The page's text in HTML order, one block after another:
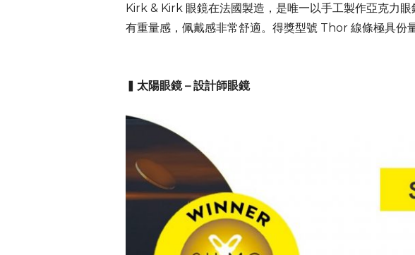
Kirk & Kirk 眼鏡在法國製造，是唯一以手工製作亞克力
有重量感，佩戴感非常舒適。得獎型號 Thor 線條極具份
▍ 太陽眼鏡 – 設計師眼鏡